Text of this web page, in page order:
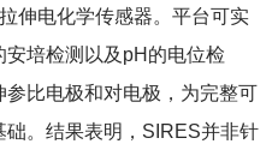
伸电化学传感器。平台可实
培检测以及pH的电位检
比电极和对电极，为完整可
。结果表明，SIRES并非针